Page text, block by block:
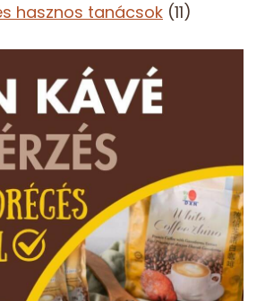
hasznos tanácsok (11)